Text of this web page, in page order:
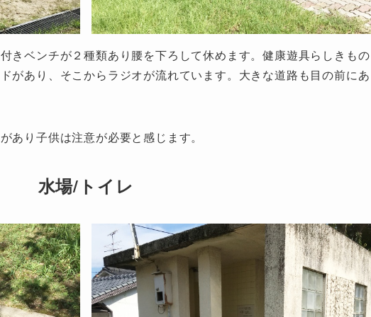
きベンチが２種類あり腰を下ろして休めます。健康遊具らしきもの
があり、そこからラジオが流れています。大きな道路も目の前にあ
あり子供は注意が必要と感じます。
水場/トイレ